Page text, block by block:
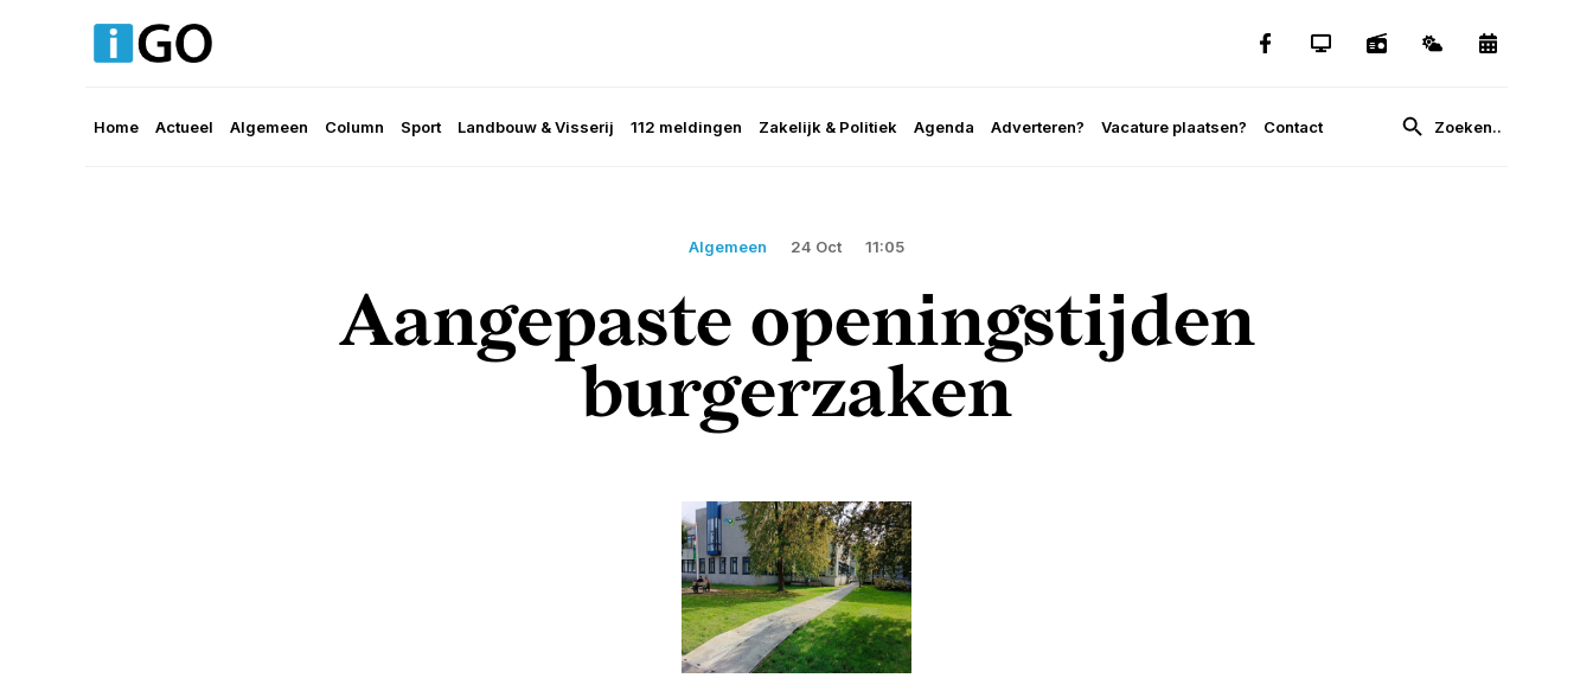
Home Actueel Algemeen Column Sport Landbouw & Visserij 112 meldingen Zakelijk & Politiek Agenda Adverteren? Vacature plaatsen? Contact
Algemeen 24 Oct 11:05
Aangepaste openingstijden
burgerzaken